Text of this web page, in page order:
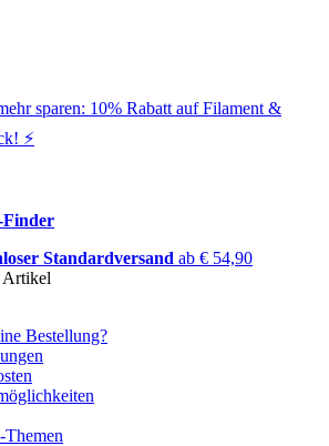
sparen: 10% Rabatt auf Filament &
⚡️
Finder
Standardversand ab € 54,90
Artikel
Bestellung?